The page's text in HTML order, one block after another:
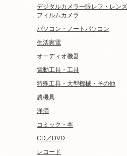
デジタルカメラ一眼レフ・レンズ
フィルムカメラ
パソコン・ノートパソコン
生活家電
オーディオ機器
電動工具・工具
特殊工具・大型機械・その他
農機具
洋酒
コミック・本
CD／DVD
レコード